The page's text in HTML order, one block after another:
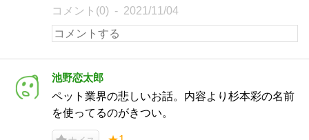
コメント(0) 2021/11/04
池野恋太郎
ペット業界の悲しいお話。内容より杉本彩の名前
を使ってるのがきつい。